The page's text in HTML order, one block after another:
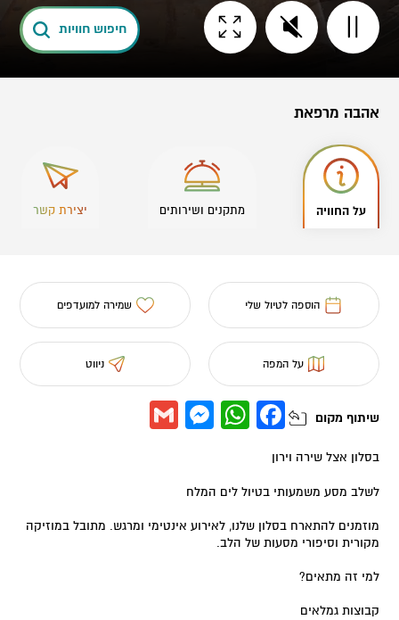
חיפוש חוויות
אהבה מרפאת
על החוויה מתקנים ושירותים יצירת קשר
הוספה לטיול שלי שמירה למועדפים
על המפה ניווט
שיתוף מקום Facebook
WhatsApp
Messenger
בסלון אצל שירה וירון
לשלב מסע משמעותי בטיול לים המלח
מוזמנים להתארח בסלון שלנו, לאירוע אינטימי ומרגש. מתובל במוזיקה
מקורית וסיפורי מסעות של הלב.
למי זה מתאים?
קבוצות גמלאים